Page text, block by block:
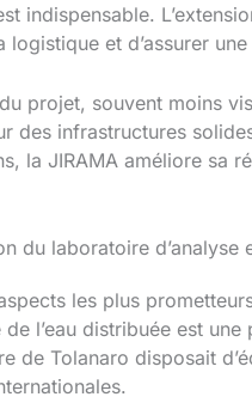
indispensable.
logistique et d’assurer
projet, souvent moins
des infrastructures
la JIRAMA améliore sa
du laboratoire
les plus
l’eau distribuée est
de Tolanaro disposait